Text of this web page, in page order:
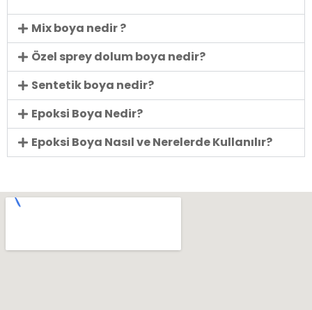
Mix boya nedir ?
Özel sprey dolum boya nedir?
Sentetik boya nedir?
Epoksi Boya Nedir?
Epoksi Boya Nasıl ve Nerelerde Kullanılır?